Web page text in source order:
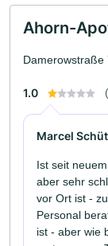
Ahorn-
Damerowstraße
1.0
Marcel
Ist seit
aber sehr
vor Ort ist -
Personal
ist - aber wie